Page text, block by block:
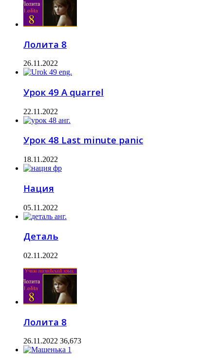
Лолита 8
26.11.2022
Урок 49 A quarrel
22.11.2022
Урок 48 Last minute panic
18.11.2022
Нация
05.11.2022
Деталь
02.11.2022
Лолита 8
26.11.2022 36,673